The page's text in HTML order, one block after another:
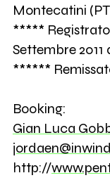
Montecatini
*****
Settembre 2011
******
Booking:
Gian Luca
http://